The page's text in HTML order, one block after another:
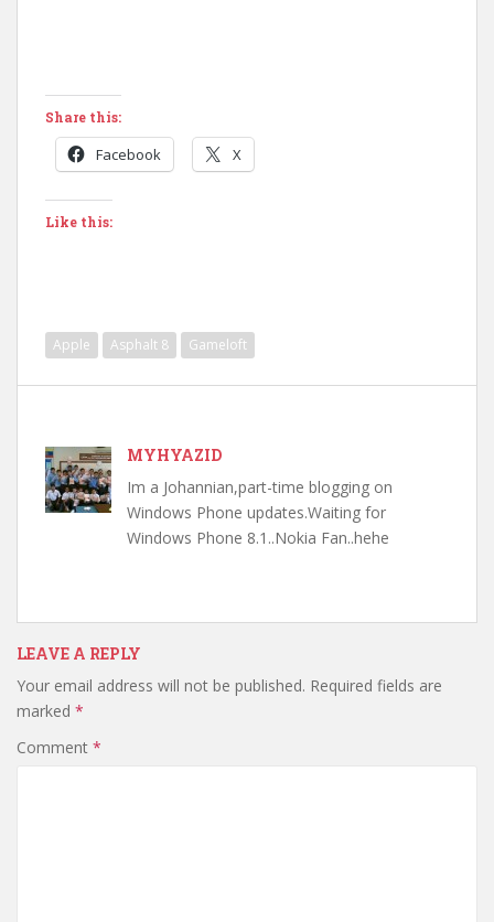
Share this:
Facebook X
Like this:
Apple Asphalt 8 Gameloft
MYHYAZID
Im a Johannian,part-time blogging on
Windows Phone updates.Waiting for
Windows Phone 8.1..Nokia Fan..hehe
LEAVE A REPLY
Your email address will not be published. Required fields are
marked *
Comment *